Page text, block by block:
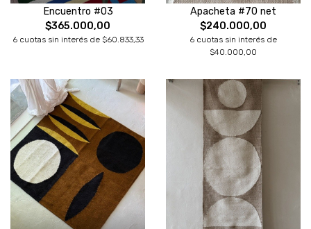
Encuentro #03
$365.000,00
6 cuotas sin interés de $60.833,33
Apacheta #70 net
$240.000,00
6 cuotas sin interés de
$40.000,00